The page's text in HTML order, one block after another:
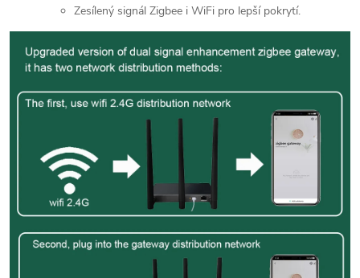
Zesílený signál Zigbee i WiFi pro lepší pokrytí.